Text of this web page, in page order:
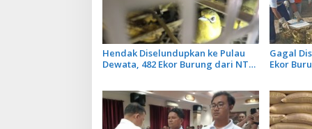
Hendak Diselundupkan ke Pulau
Dewata, 482 Ekor Burung dari NTB
Gagal
Ekor